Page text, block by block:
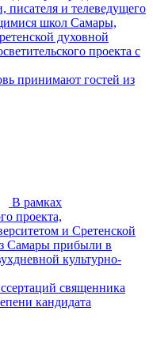
писателя и телеведущего
школ Самары,
духовной
проекта с
принимают гостей из
В рамках
проекта,
и Сретенской
Самары прибыли в
культурно-
священника
кандидата